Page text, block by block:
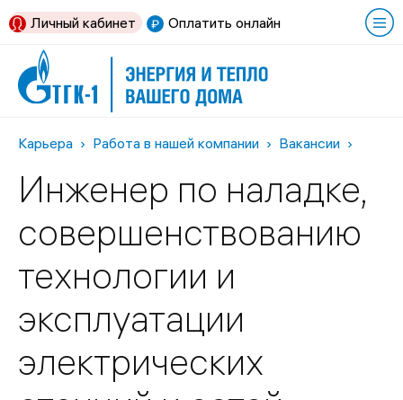
Оплатить онлайн
Личный кабинет
Карьера Работа в нашей компании Вакансии
Инженер по наладке,
совершенствованию
технологии и
эксплуатации
электрических